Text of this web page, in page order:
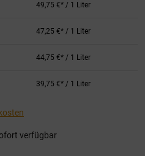
49,75 €* / 1 Liter
47,25 €* / 1 Liter
44,75 €* / 1 Liter
39,75 €* / 1 Liter
verfügbar